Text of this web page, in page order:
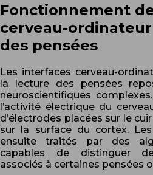
Fonctionnement
cerveau-
des pensées
Les interfaces cerveau-
la lecture des pensées
neuroscientifiques
l’activité électrique du
d’électrodes placées sur le
sur la surface du cortex.
ensuite traités par des
capables de distinguer
associés à certaines pensées